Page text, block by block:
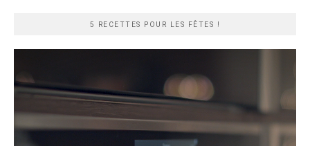
5 RECETTES POUR LES FÊTES !